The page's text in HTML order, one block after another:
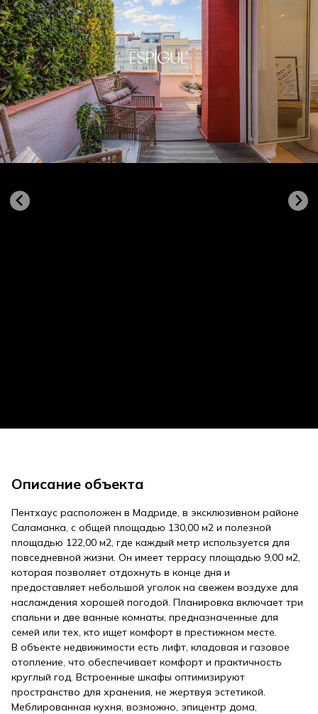
Описание объекта
Пентхаус расположен в Мадриде, в эксклюзивном районе
Саламанка, с общей площадью 130,00 м2 и полезной
площадью 122,00 м2, где каждый метр используется для
повседневной жизни. Он имеет террасу площадью 9,00 м2,
которая позволяет отдохнуть в конце дня и
предоставляет небольшой уголок на свежем воздухе для
наслаждения хорошей погодой. Планировка включает три
спальни и две ванные комнаты, предназначенные для
семей или тех, кто ищет комфорт в престижном месте.
В объекте недвижимости есть лифт, кладовая и газовое
отопление, что обеспечивает комфорт и практичность
круглый год. Встроенные шкафы оптимизируют
пространство для хранения, не жертвуя эстетикой.
Меблированная кухня, возможно, эпицентр дома,